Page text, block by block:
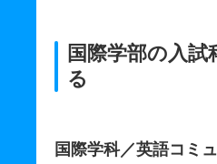
国際学部の入
る
国際学科／英語コミ